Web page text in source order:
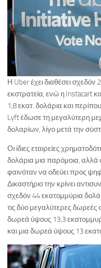
Η Uber έχει διαθέσει σχεδόν
εκστρατεία, ενώ η Instacart
1,8 εκατ. δολάρια και
Lyft έδωσε τη μεγαλύτερη
δολαρίων, λίγο μετά την
Οι ίδιες εταιρείες
δολάρια μια παρόμοια,
φαινόταν να οδεύει προς
Δικαστήριο την κρίνει
σχεδόν 44 εκατομμύρια
τις δύο μεγαλύτερες δωρεές
δωρεά ύψους 13,3
και μια δωρεά ύψους 13